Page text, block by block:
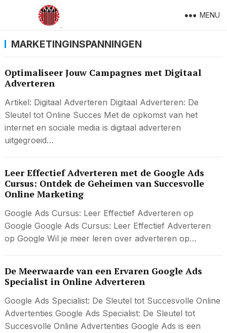
MENU
MARKETINGINSPANNINGEN
Optimaliseer Jouw Campagnes met Digitaal
Adverteren
Artikel: Digitaal Adverteren Digitaal Adverteren: De
Sleutel tot Online Succes Met de opkomst van het
internet en sociale media is digitaal adverteren
uitgegroeid…
Leer Effectief Adverteren met de Google Ads
Cursus: Ontdek de Geheimen van Succesvolle
Online Marketing
Google Ads Cursus: Leer Effectief Adverteren op
Google Google Ads Cursus: Leer Effectief Adverteren
op Google Wil je meer leren over adverteren op…
De Meerwaarde van een Ervaren Google Ads
Specialist in Online Adverteren
Google Ads Specialist: De Sleutel tot Succesvolle Online
Advertenties Google Ads Specialist: De Sleutel tot
Succesvolle Online Advertenties Google Ads is een